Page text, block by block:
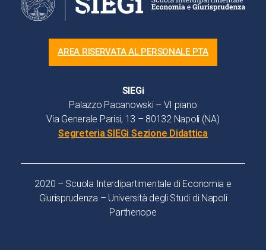
AREA RISERVATA AL PERSONALE PTA
SIEGi
Palazzo Pacanowski – VI piano
Via Generale Parisi, 13 – 80132 Napoli (NA)
Segreteria SIEGi Sezione Didattica
2020 – Scuola Interdipartimentale di Economia e
Giurisprudenza – Università degli Studi di Napoli
Parthenope